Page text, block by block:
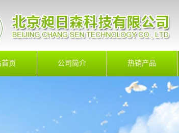
首页 公司简介 热销产品